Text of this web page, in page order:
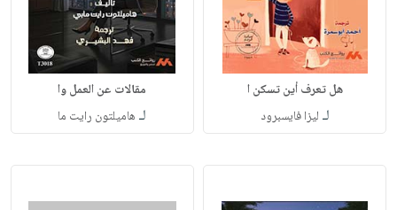
هل تعرف أين تسكن ا
لـ ليزا فايسبرود
مقالات عن العمل وا
لـ هاميلتون رايت ما